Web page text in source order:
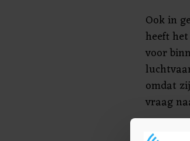
Ook in
heeft
voor
omdat
vraag
Zondag